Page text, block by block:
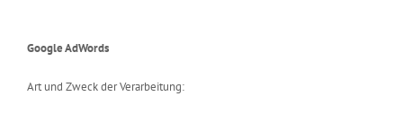
Google AdWords
Art und Zweck der Verarbeitung: